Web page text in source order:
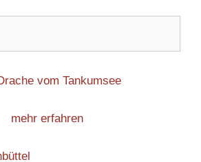
mehr erfahren